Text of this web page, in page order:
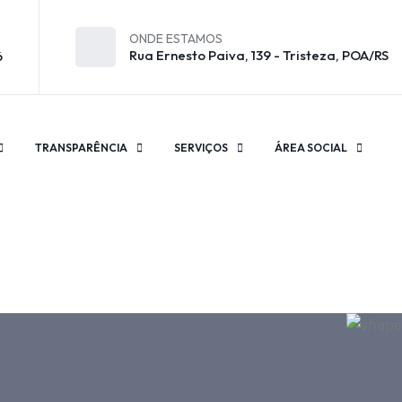
ONDE ESTAMOS
Rua Ernesto Paiva, 139 - Tristeza, POA/RS
TRANSPARÊNCIA SERVIÇOS ÁREA SOCIAL